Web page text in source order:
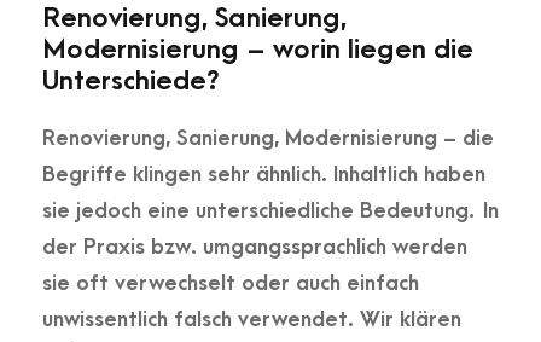
Renovierung, Sanierung,
Modernisierung – worin liegen die
Unterschiede?
Renovierung, Sanierung, Modernisierung – die
Begriffe klingen sehr ähnlich. Inhaltlich haben
sie jedoch eine unterschiedliche Bedeutung. In
der Praxis bzw. umgangssprachlich werden
sie oft verwechselt oder auch einfach
unwissentlich falsch verwendet. Wir klären